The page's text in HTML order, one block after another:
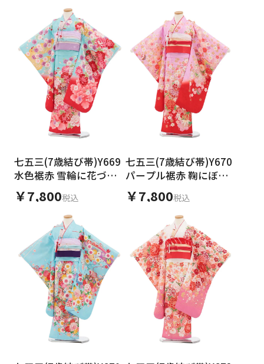
七五三(7歳結び帯)Y669
水色裾赤 雪輪に花づく
し
￥7,800税込
七五三(7歳結び帯)Y670
パープル裾赤 鞠にぼた
ん桜
￥7,800税込